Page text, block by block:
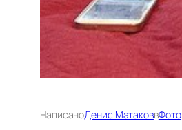
НаписаноДенис МатаковвФото